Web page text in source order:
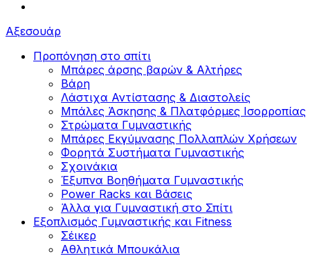
Αξεσουάρ
Προπόνηση στο σπίτι
Μπάρες άρσης βαρών & Αλτήρες
Βάρη
Λάστιχα Αντίστασης & Διαστολείς
Μπάλες Άσκησης & Πλατφόρμες Ισορροπίας
Στρώματα Γυμναστικής
Μπάρες Εκγύμνασης Πολλαπλών Χρήσεων
Φορητά Συστήματα Γυμναστικής
Σχοινάκια
Έξυπνα Βοηθήματα Γυμναστικής
Power Racks και Βάσεις
Άλλα για Γυμναστική στο Σπίτι
Εξοπλισμός Γυμναστικής και Fitness
Σέικερ
Αθλητικά Μπουκάλια